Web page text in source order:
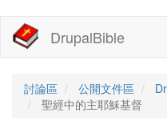
主
DrupalBible
討論區 公開文件區
聖經中的主耶穌基督